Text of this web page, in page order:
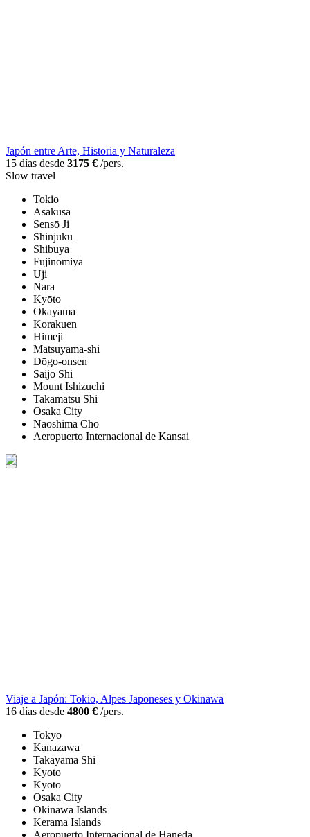
Japón entre Arte, Historia y Naturaleza
15 días desde 3175 € /pers.
Slow travel
Tokio
Asakusa
Sensō Ji
Shinjuku
Shibuya
Fujinomiya
Uji
Nara
Kyōto
Okayama
Kōrakuen
Himeji
Matsuyama-shi
Dōgo-onsen
Saijō Shi
Mount Ishizuchi
Takamatsu Shi
Osaka City
Naoshima Chō
Aeropuerto Internacional de Kansai
Viaje a Japón: Tokio, Alpes Japoneses y Okinawa
16 días desde 4800 € /pers.
Tokyo
Kanazawa
Takayama Shi
Kyoto
Kyōto
Osaka City
Okinawa Islands
Kerama Islands